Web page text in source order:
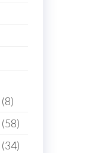
88
products
5858
products
3434